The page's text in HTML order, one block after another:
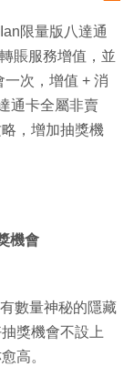
限量版八達通
賬服務增值，並
次，增值 + 消
通卡全屬非賣
，增加抽獎機
機會
數量神秘的隱藏
獎機會不設上
高。